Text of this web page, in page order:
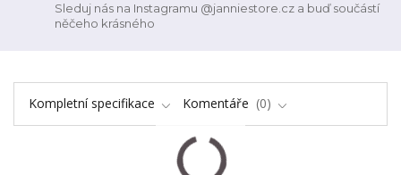
Sleduj nás na Instagramu @janniestore.cz a buď součástí
něčeho krásného
Kompletní specifikace Komentáře 0